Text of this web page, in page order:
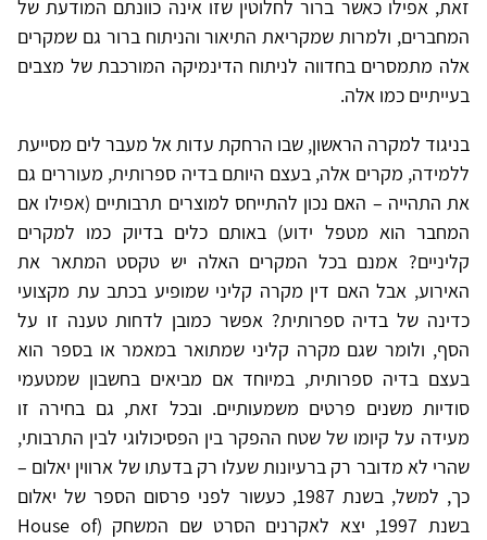
זאת, אפילו כאשר ברור לחלוטין שזו אינה כוונתם המודעת של
המחברים, ולמרות שמקריאת התיאור והניתוח ברור גם שמקרים
אלה מתמסרים בחדווה לניתוח הדינמיקה המורכבת של מצבים
בעייתיים כמו אלה.
בניגוד למקרה הראשון, שבו הרחקת עדות אל מעבר לים מסייעת
ללמידה, מקרים אלה, בעצם היותם בדיה ספרותית, מעוררים גם
את התהייה – האם נכון להתייחס למוצרים תרבותיים (אפילו אם
המחבר הוא מטפל ידוע) באותם כלים בדיוק כמו למקרים
קליניים? אמנם בכל המקרים האלה יש טקסט המתאר את
האירוע, אבל האם דין מקרה קליני שמופיע בכתב עת מקצועי
כדינה של בדיה ספרותית? אפשר כמובן לדחות טענה זו על
הסף, ולומר שגם מקרה קליני שמתואר במאמר או בספר הוא
בעצם בדיה ספרותית, במיוחד אם מביאים בחשבון שמטעמי
סודיות משנים פרטים משמעותיים. ובכל זאת, גם בחירה זו
מעידה על קיומו של שטח ההפקר בין הפסיכולוגי לבין התרבותי,
שהרי לא מדובר רק ברעיונות שעלו רק בדעתו של ארווין יאלום –
כך, למשל, בשנת 1987, כעשור לפני פרסום הספר של יאלום
בשנת 1997, יצא לאקרנים הסרט שם המשחק (House of